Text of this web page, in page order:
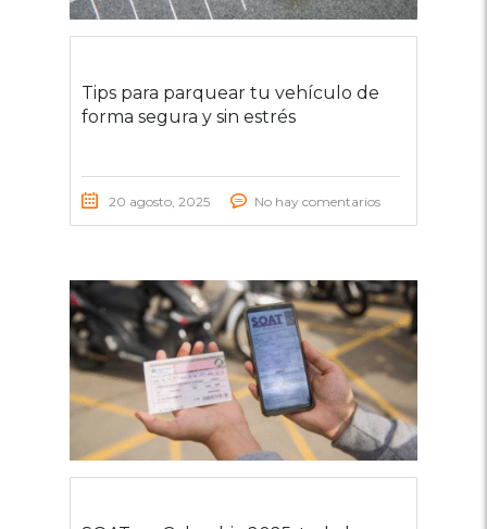
Tips para parquear tu vehículo de
forma segura y sin estrés
20 agosto, 2025 No hay comentarios